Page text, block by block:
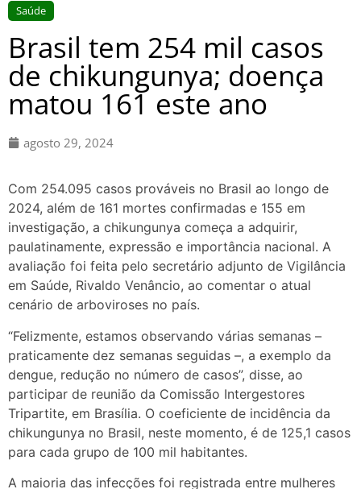
Saúde
Brasil tem 254 mil casos
de chikungunya; doença
matou 161 este ano
agosto 29, 2024
Com 254.095 casos prováveis no Brasil ao longo de
2024, além de 161 mortes confirmadas e 155 em
investigação, a chikungunya começa a adquirir,
paulatinamente, expressão e importância nacional. A
avaliação foi feita pelo secretário adjunto de Vigilância
em Saúde, Rivaldo Venâncio, ao comentar o atual
cenário de arboviroses no país.
“Felizmente, estamos observando várias semanas –
praticamente dez semanas seguidas –, a exemplo da
dengue, redução no número de casos”, disse, ao
participar de reunião da Comissão Intergestores
Tripartite, em Brasília. O coeficiente de incidência da
chikungunya no Brasil, neste momento, é de 125,1 casos
para cada grupo de 100 mil habitantes.
A maioria das infecções foi registrada entre mulheres